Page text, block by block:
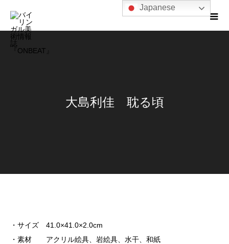
大島利佳 耽る頃
・サイズ 41.0×41.0×2.0cm
・素材 アクリル絵具、岩絵具、水干、和紙
Japanese